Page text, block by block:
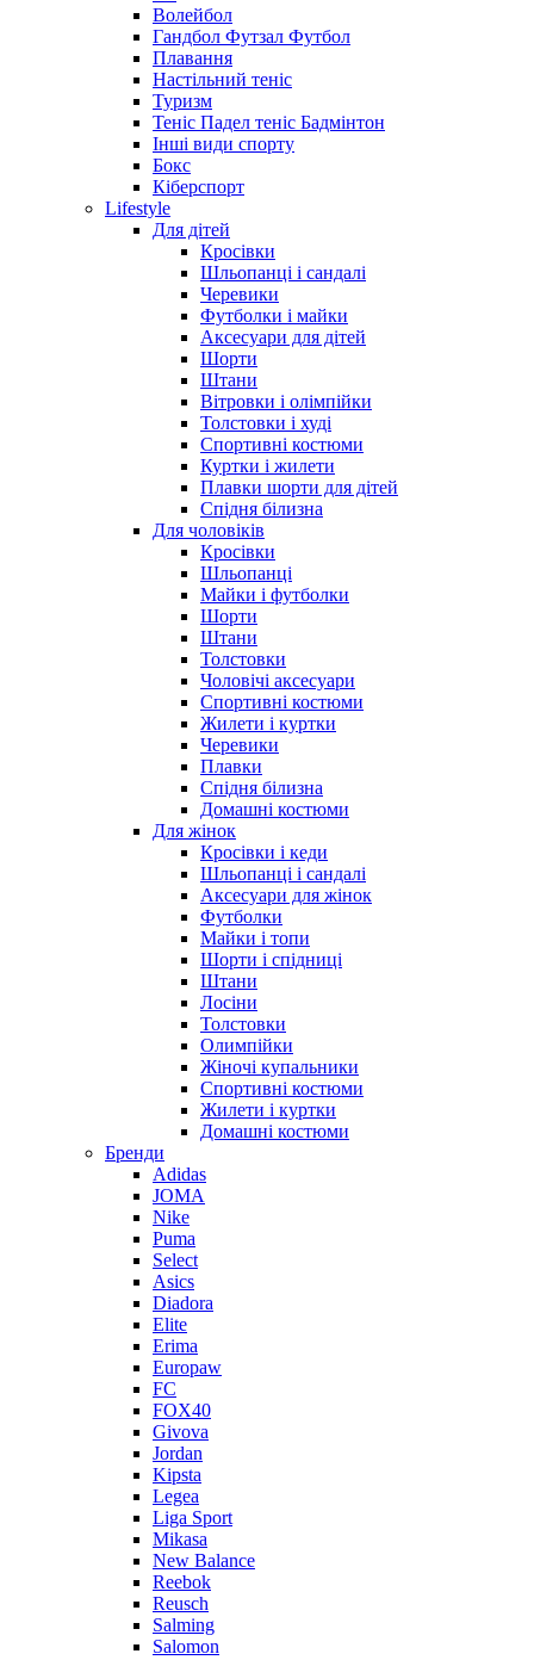
Волейбол
Гандбол Футзал Футбол
Плавання
Настільний теніс
Туризм
Теніс Падел теніс Бадмінтон
Інші види спорту
Бокс
Кіберспорт
Lifestyle
Для дітей
Кросівки
Шльопанці і сандалі
Черевики
Футболки і майки
Аксесуари для дітей
Шорти
Штани
Вітровки і олімпійки
Толстовки і худі
Спортивні костюми
Куртки і жилети
Плавки шорти для дітей
Спідня білизна
Для чоловіків
Кросівки
Шльопанці
Майки і футболки
Шорти
Штани
Толстовки
Чоловічі аксесуари
Спортивні костюми
Жилети і куртки
Черевики
Плавки
Спідня білизна
Домашні костюми
Для жінок
Кросівки і кеди
Шльопанці і сандалі
Аксесуари для жінок
Футболки
Майки і топи
Шорти і спідниці
Штани
Лосіни
Толстовки
Олимпійки
Жіночі купальники
Спортивні костюми
Жилети і куртки
Домашні костюми
Бренди
Adidas
JOMA
Nike
Puma
Select
Asics
Diadora
Elite
Erima
Europaw
FC
FOX40
Givova
Jordan
Kipsta
Legea
Liga Sport
Mikasa
New Balance
Reebok
Reusch
Salming
Salomon